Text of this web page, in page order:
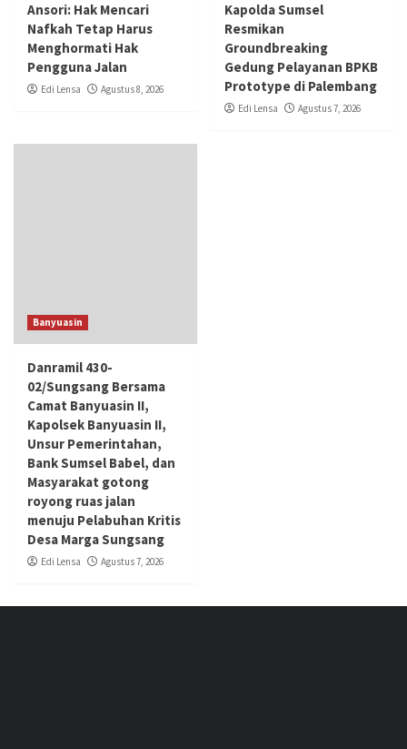
Ansori: Hak Mencari
Nafkah Tetap Harus
Menghormati Hak
Pengguna Jalan
Edi Lensa Agustus 8, 2026
Kapolda Sumsel
Resmikan
Groundbreaking
Gedung Pelayanan BPKB
Prototype di Palembang
Edi Lensa Agustus 7, 2026
Banyuasin
Danramil 430-
02/Sungsang Bersama
Camat Banyuasin II,
Kapolsek Banyuasin II,
Unsur Pemerintahan,
Bank Sumsel Babel, dan
Masyarakat gotong
royong ruas jalan
menuju Pelabuhan Kritis
Desa Marga Sungsang
Edi Lensa Agustus 7, 2026